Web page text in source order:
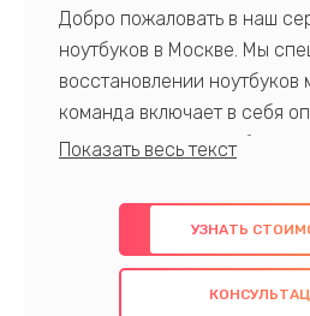
Добро пожаловать в наш
ноутбуков в Москве. Мы
восстановлении ноутбуков
команда включает в себя
профессионалов с
предлагаем быстрый и
использованием
также гарантируем
проведенных работ. Наша
УЗНАТЬ